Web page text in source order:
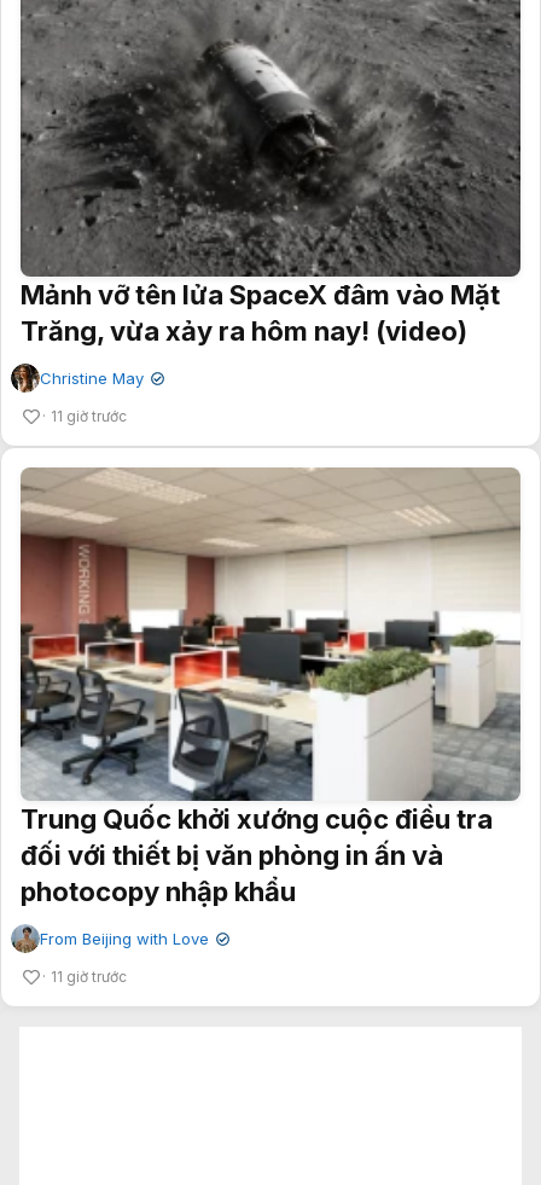
Mảnh vỡ tên lửa SpaceX đâm vào Mặt
Trăng, vừa xảy ra hôm nay! (video)
Christine May ✔
11 giờ trước
Trung Quốc khởi xướng cuộc điều tra
đối với thiết bị văn phòng in ấn và
photocopy nhập khẩu
From Beijing with Love ✔
11 giờ trước